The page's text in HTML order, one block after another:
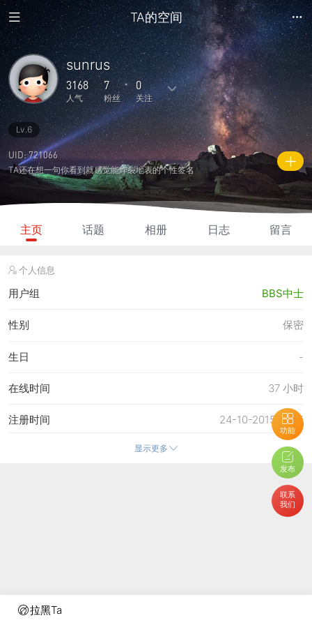
拉黑Ta
TA的空间
功能
发布
联系
我们
sunrus
3168
人气
7
粉丝
0
关注
148
主题
17
回复
0
日志
0
相册
0
好友
7 0
关注
0
说说
3168
人气
2975
积分
Lv.6
UID: 721066
TA还在想一句你看到就感觉能炸裂地表的个性签名
主页 话题 相册 日志 留言
个人信息
用户组 BBS中士
保密
性别
-
生日
37 小时
在线时间
24-10-2015 17:45
注册时间
6-8-2026 12:16
6-8-2026 12:16
6-8-2026 15:58
显示更多